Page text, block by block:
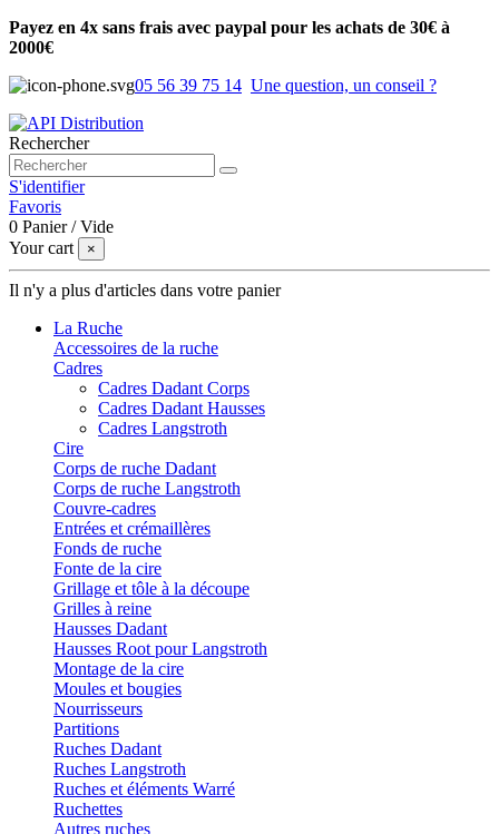
Payez en 4x sans frais avec paypal pour les achats de 30€ à
2000€
05 56 39 75 14 Une question, un conseil ?
Rechercher
S'identifier
Favoris
0 Panier /Vide
Your cart
×
Il n'y a plus d'articles dans votre panier
La Ruche
Accessoires de la ruche
Cadres
Cadres Dadant Corps
Cadres Dadant Hausses
Cadres Langstroth
Cire
Corps de ruche Dadant
Corps de ruche Langstroth
Couvre-cadres
Entrées et crémaillères
Fonds de ruche
Fonte de la cire
Grillage et tôle à la découpe
Grilles à reine
Hausses Dadant
Hausses Root pour Langstroth
Montage de la cire
Moules et bougies
Nourrisseurs
Partitions
Ruches Dadant
Ruches Langstroth
Ruches et éléments Warré
Ruchettes
Autres ruches